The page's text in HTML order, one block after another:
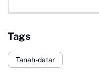
Tags
Tanah-datar